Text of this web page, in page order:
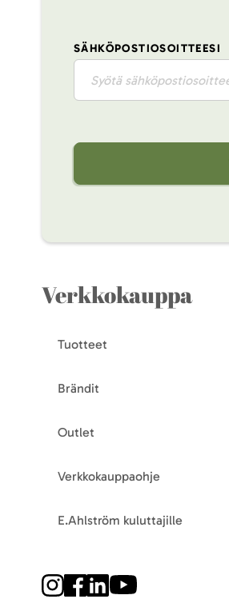
SÄHKÖPOSTIOSOITTEESI
Verkkokauppa
Tuotteet
Brändit
Outlet
Verkkokauppaohje
E.Ahlström kuluttajille